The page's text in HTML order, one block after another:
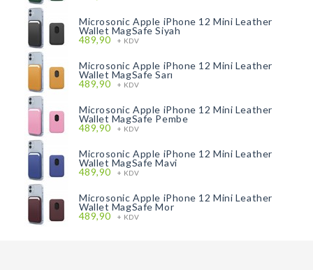
Microsonic Apple iPhone 12 Mini Leather
Wallet MagSafe Siyah
489,90 + KDV
Microsonic Apple iPhone 12 Mini Leather
Wallet MagSafe Sarı
489,90 + KDV
Microsonic Apple iPhone 12 Mini Leather
Wallet MagSafe Pembe
489,90 + KDV
Microsonic Apple iPhone 12 Mini Leather
Wallet MagSafe Mavi
489,90 + KDV
Microsonic Apple iPhone 12 Mini Leather
Wallet MagSafe Mor
489,90 + KDV